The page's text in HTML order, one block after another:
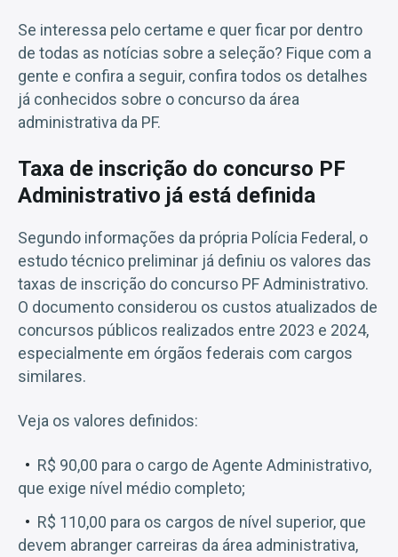
Se interessa pelo certame e quer ficar por dentro
de todas as notícias sobre a seleção? Fique com a
gente e confira a seguir, confira todos os detalhes
já conhecidos sobre o concurso da área
administrativa da PF.
Taxa de inscrição do concurso PF
Administrativo já está definida
Segundo informações da própria Polícia Federal, o
estudo técnico preliminar já definiu os valores das
taxas de inscrição do concurso PF Administrativo.
O documento considerou os custos atualizados de
concursos públicos realizados entre 2023 e 2024,
especialmente em órgãos federais com cargos
similares.
Veja os valores definidos:
R$ 90,00 para o cargo de Agente Administrativo,
que exige nível médio completo;
R$ 110,00 para os cargos de nível superior, que
devem abranger carreiras da área administrativa,